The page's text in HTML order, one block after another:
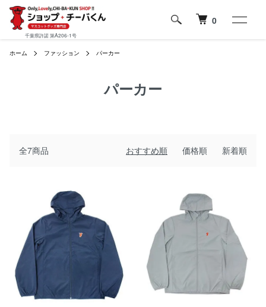
千葉県許諾 第A206-1号
0
ホーム ファッション パーカー
パーカー
全7商品 おすすめ順 価格順 新着順